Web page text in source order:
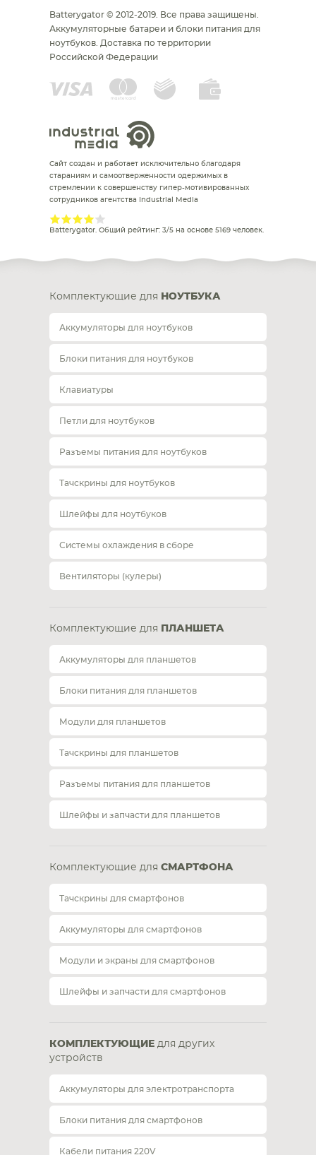
Batterygator © 2012-2019. Все права защищены.
Аккумуляторные батареи и блоки питания для
ноутбуков. Доставка по территории
Российской Федерации
Сайт создан и работает исключительно благодаря
стараниям и самоотверженности одержимых в
стремлении к совершенству гипер-мотивированных
сотрудников агентства Industrial Media
Batterygator. Общий рейтинг: 3/5 на основе 5169 человек.
Комплектующие для НОУТБУКА
Аккумуляторы для ноутбуков
Блоки питания для ноутбуков
Клавиатуры
Петли для ноутбуков
Разъемы питания для ноутбуков
Тачскрины для ноутбуков
Шлейфы для ноутбуков
Системы охлаждения в сборе
Вентиляторы (кулеры)
Комплектующие для ПЛАНШЕТА
Аккумуляторы для планшетов
Блоки питания для планшетов
Модули для планшетов
Тачскрины для планшетов
Разъемы питания для планшетов
Шлейфы и запчасти для планшетов
Комплектующие для СМАРТФОНА
Тачскрины для смартфонов
Аккумуляторы для смартфонов
Модули и экраны для смартфонов
Шлейфы и запчасти для смартфонов
КОМПЛЕКТУЮЩИЕ для других
устройств
Аккумуляторы для электротранспорта
Блоки питания для смартфонов
Кабели питания 220V